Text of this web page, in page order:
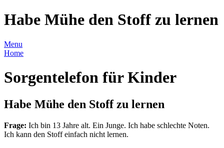
Habe Mühe den Stoff zu lernen
Menu
Home
Sorgentelefon für Kinder
Habe Mühe den Stoff zu lernen
Frage: Ich bin 13 Jahre alt. Ein Junge. Ich habe schlechte Noten.
Ich kann den Stoff einfach nicht lernen.